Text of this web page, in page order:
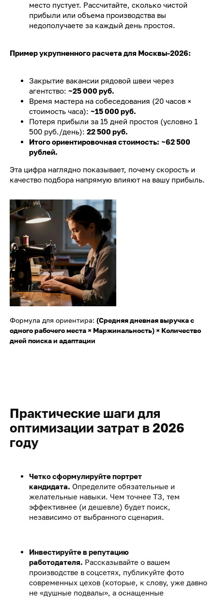
место пустует. Рассчитайте, сколько чистой
прибыли или объема производства вы
недополучаете за каждый день простоя.
Пример укрупненного расчета для Москвы-2026:
Закрытие вакансии рядовой швеи через
агентство: ~25 000 руб.
Время мастера на собеседования (20 часов ×
стоимость часа): ~15 000 руб.
Потеря прибыли за 15 дней простоя (условно 1
500 руб./день): 22 500 руб.
Итого ориентировочная стоимость: ~62 500
рублей.
Эта цифра наглядно показывает, почему скорость и
качество подбора напрямую влияют на вашу прибыль.
Формула для ориентира: (Средняя дневная выручка с
одного рабочего места × Маржинальность) × Количество
дней поиска и адаптации
Практические шаги для
оптимизации затрат в 2026
году
Четко сформулируйте портрет
кандидата. Определите обязательные и
желательные навыки. Чем точнее ТЗ, тем
эффективнее (и дешевле) будет поиск,
независимо от выбранного сценария.
Инвестируйте в репутацию
работодателя. Рассказывайте о вашем
производстве в соцсетях, публикуйте фото
современных цехов (которые, к слову, уже давно
не «душные подвалы», а оснащенные